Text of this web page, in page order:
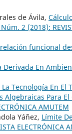
de Ávila,
2 (2018):
funcional
En
Tecnología En El
Para
AMUTEM
Yáñez, Límite
ELECTRÓNICA